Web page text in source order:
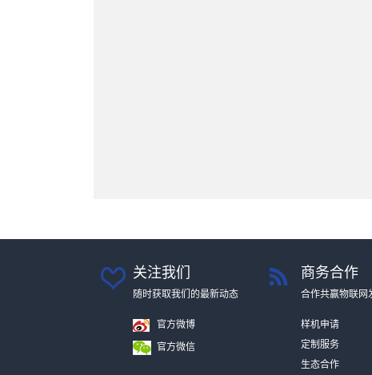
关注我们
随时获取我们的最新动态
官方微博
官方微信
商务合作
合作共赢物联网
样机申请
定制服务
生态合作